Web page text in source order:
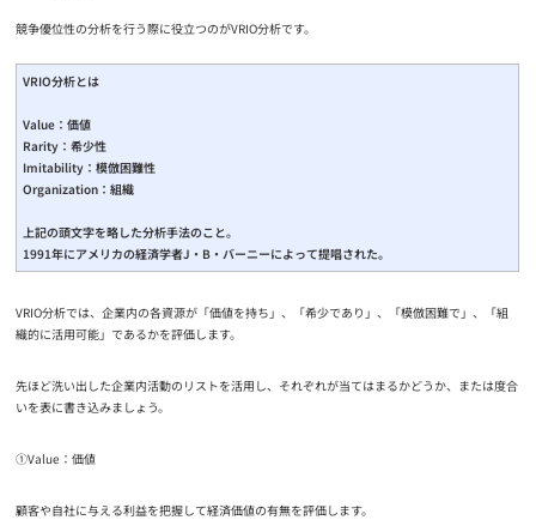
競争優位性の分析を行う際に役立つのがVRIO分析です。
VRIO分析とは
Value：価値
Rarity：希少性
Imitability：模倣困難性
Organization：組織
上記の頭文字を略した分析手法のこと。
1991年にアメリカの経済学者J・B・バーニーによって提唱された。
VRIO分析では、企業内の各資源が「価値を持ち」、「希少であり」、「模倣困難で」、「組
織的に活用可能」であるかを評価します。
先ほど洗い出した企業内活動のリストを活用し、それぞれが当てはまるかどうか、または度合
いを表に書き込みましょう。
①Value：価値
顧客や自社に与える利益を把握して経済価値の有無を評価します。